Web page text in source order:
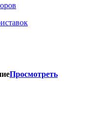
Просмотреть